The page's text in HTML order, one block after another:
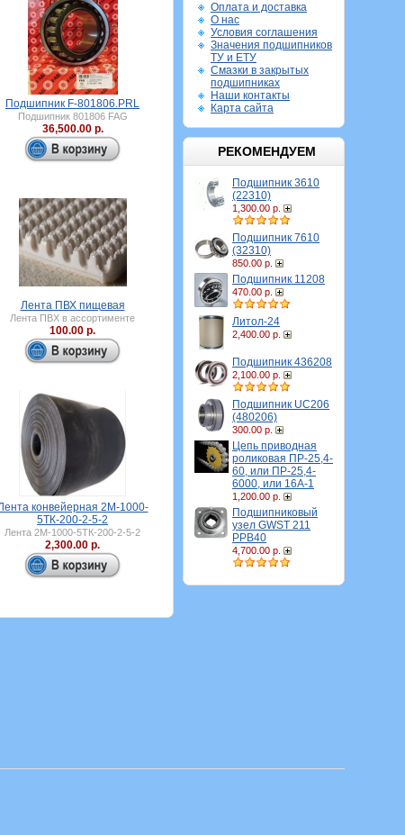
Оплата и доставка
О нас
Условия соглашения
Значения подшипников
ТУ и ЕТУ
Смазки в закрытых
подшипниках
Наши контакты
Карта сайта
РЕКОМЕНДУЕМ
Подшипник 3610
(22310)
1,300.00 р.
Подшипник 7610
(32310)
850.00 р.
Подшипник 11208
470.00 р.
Литол-24
2,400.00 р.
Подшипник 436208
2,100.00 р.
Подшипник UC206
(480206)
300.00 р.
Цепь приводная
роликовая ПР-25,4-
60, или ПР-25,4-
6000, или 16A-1
1,200.00 р.
Подшипниковый
узел GWST 211
PPB40
4,700.00 р.
Подшипник F-801806.PRL
Подшипник 801806 FAG
36,500.00 р.
Лента ПВХ пищевая
Лента ПВХ в ассортименте
100.00 р.
конвейерная 2М-1000-
5ТК-200-2-5-2
Лента 2М-1000-5ТК-200-2-5-2
2,300.00 р.